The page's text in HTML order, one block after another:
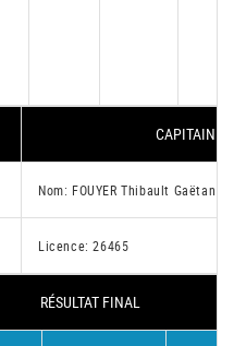
CAPITAINE
Nom: FOUYER Thibault Gaëtan
Licence: 26465
RÉSULTAT FINAL